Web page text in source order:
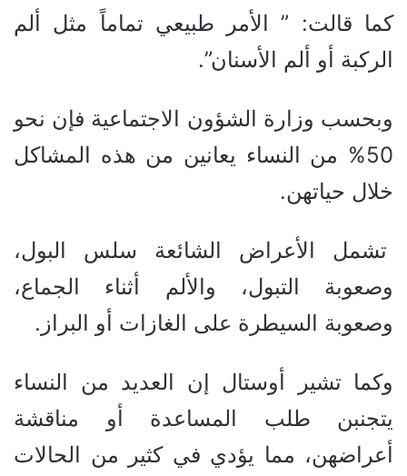
كما قالت: ” الأمر طبيعي تماماً مثل ألم
الركبة أو ألم الأسنان”.
وبحسب وزارة الشؤون الاجتماعية فإن نحو
50% من النساء يعانين من هذه المشاكل
خلال حياتهن.
تشمل الأعراض الشائعة سلس البول،
وصعوبة التبول، والألم أثناء الجماع،
وصعوبة السيطرة على الغازات أو البراز.
وكما تشير أوستال إن العديد من النساء
يتجنبن طلب المساعدة أو مناقشة
أعراضهن، مما يؤدي في كثير من الحالات